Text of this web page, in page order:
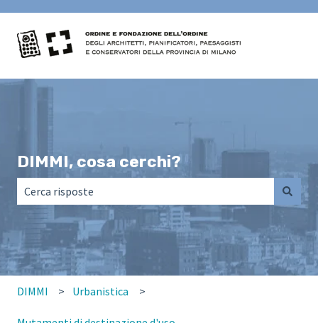
DIMMI, cosa cerchi?
Non sono presenti suggerimenti perché il campo di
DIMMI Urbanistica